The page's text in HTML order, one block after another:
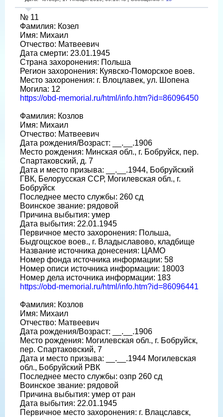
№ 11
Фамилия: Козел
Имя: Михаил
Отчество: Матвеевич
Дата смерти: 23.01.1945
Страна захоронения: Польша
Регион захоронения: Куявско-Поморское воев.
Место захоронения: г. Влоцлавек, ул. Шопена
Могила: 12
https://obd-memorial.ru/html/info.htm?id=86096450
Фамилия: Козлов
Имя: Михаил
Отчество: Матвеевич
Дата рождения/Возраст: __.__.1906
Место рождения: Минская обл., г. Бобруйск, пер.
Спартаковский, д. 7
Дата и место призыва: __.__.1944, Бобруйский
ГВК, Белорусская ССР, Могилевская обл., г.
Бобруйск
Последнее место службы: 260 сд
Воинское звание: рядовой
Причина выбытия: умер
Дата выбытия: 22.01.1945
Первичное место захоронения: Польша,
Быдгощское воев., г. Владыславово, кладбище
Название источника донесения: ЦАМО
Номер фонда источника информации: 58
Номер описи источника информации: 18003
Номер дела источника информации: 183
https://obd-memorial.ru/html/info.htm?id=86096441
Фамилия: Козлов
Имя: Михаил
Отчество: Матвеевич
Дата рождения/Возраст: __.__.1906
Место рождения: Могилевская обл., г. Бобруйск,
пер. Спартаковский, 7
Дата и место призыва: __.__.1944 Могилевская
обл., Бобруйский РВК
Последнее место службы: озпр 260 сд
Воинское звание: рядовой
Причина выбытия: умер от ран
Дата выбытия: 22.01.1945
Первичное место захоронения: г. Влацславск,